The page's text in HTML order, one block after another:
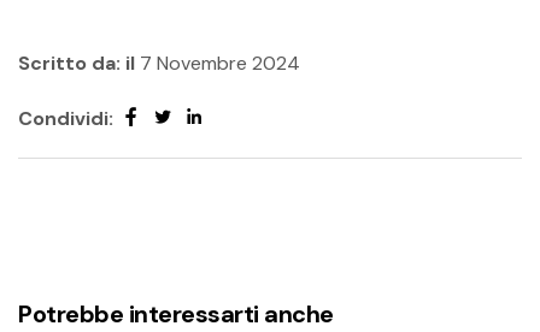
Scritto da: il 7 Novembre 2024
Condividi:
Potrebbe interessarti anche